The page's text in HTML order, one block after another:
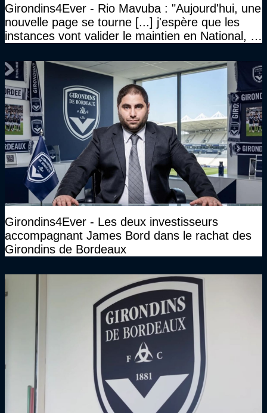
Girondins4Ever - Rio Mavuba : "Aujourd'hui, une
nouvelle page se tourne [...] j'espère que les
instances vont valider le maintien en National, et
haut niveau"
Girondins4Ever - Les deux investisseurs
accompagnant James Bord dans le rachat des
Girondins de Bordeaux